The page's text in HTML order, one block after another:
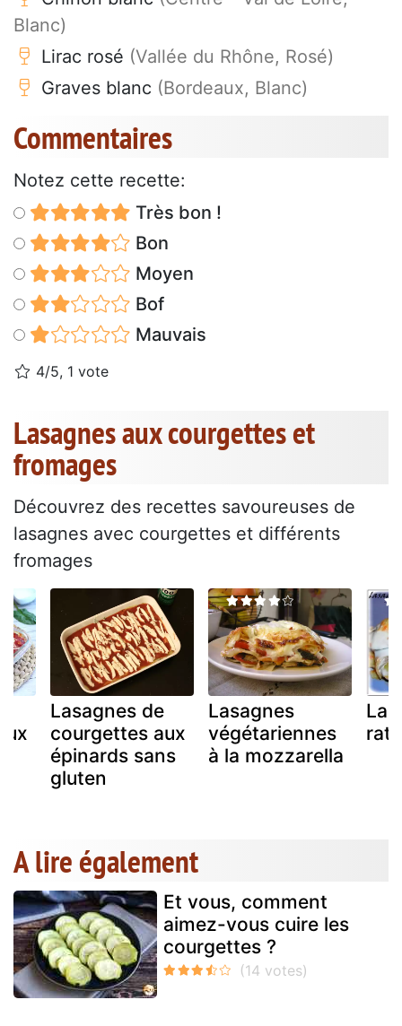
Blanc)
Lirac rosé (Vallée du Rhône, Rosé)
Graves blanc (Bordeaux, Blanc)
Commentaires
Notez cette recette:
Très bon !
Bon
Moyen
Bof
Mauvais
4/5, 1 vote
Lasagnes aux courgettes et
fromages
Découvrez des recettes savoureuses de
lasagnes avec courgettes et différents
fromages
Lasagnes de
courgettes aux
épinards sans
gluten
Lasagnes
végétariennes
à la mozzarella
A lire également
Et vous, comment
aimez-vous cuire les
courgettes ?